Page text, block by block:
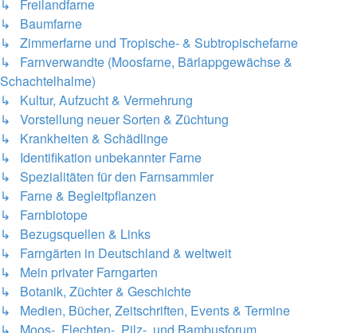
↳ Freilandfarne
↳ Baumfarne
↳ Zimmerfarne und Tropische- & Subtropischefarne
↳ Farnverwandte (Moosfarne, Bärlappgewächse &
Schachtelhalme)
↳ Kultur, Aufzucht & Vermehrung
↳ Vorstellung neuer Sorten & Züchtung
↳ Krankheiten & Schädlinge
↳ Identifikation unbekannter Farne
↳ Spezialitäten für den Farnsammler
↳ Farne & Begleitpflanzen
↳ Farnbiotope
↳ Bezugsquellen & Links
↳ Farngärten in Deutschland & weltweit
↳ Mein privater Farngarten
↳ Botanik, Züchter & Geschichte
↳ Medien, Bücher, Zeitschriften, Events & Termine